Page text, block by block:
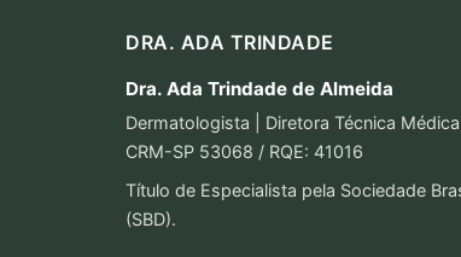
DRA. ADA TRINDADE
Dra. Ada Trindade de Almeida
Dermatologista | Diretora Técnica Médica
CRM-SP 53068 / RQE: 41016
Título de Especialista pela Sociedade
(SBD).